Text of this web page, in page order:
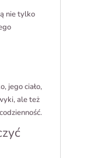
nie tylko
jego ciało,
ale też